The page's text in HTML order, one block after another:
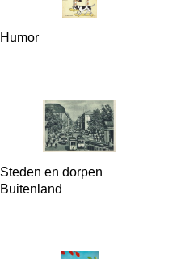
Humor
Steden en dorpen
Buitenland